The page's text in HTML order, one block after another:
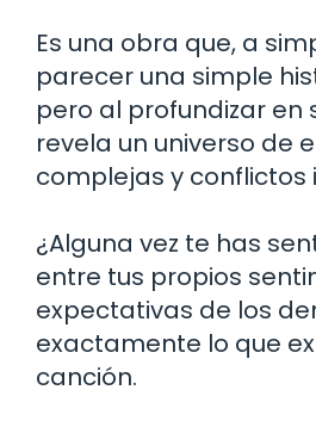
Es una obra que, a
parecer una simple
pero al profundizar en
revela un universo de
complejas y conflictos
¿Alguna vez te has
entre tus propios
expectativas de los
exactamente lo que
canción.